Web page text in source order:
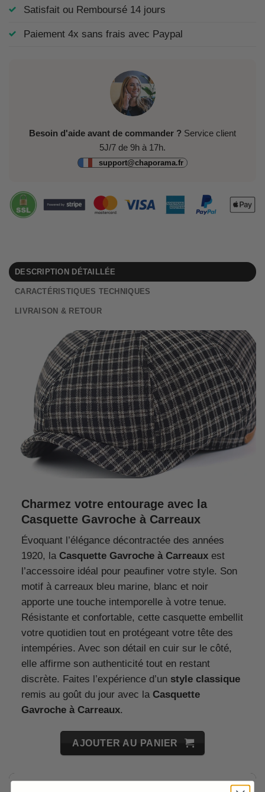
Satisfait ou Remboursé 14 jours
Paiement 4x sans frais avec Paypal
Besoin d'aide avant de commander ? Service client
5J/7 de 9h à 17h.
support@chaporama.fr
DESCRIPTION DÉTAILLÉE
CARACTÉRISTIQUES TECHNIQUES
LIVRAISON & RETOUR
Charmez votre entourage avec la
Casquette Gavroche à Carreaux
Évoquant l’élégance décontractée des années
1920, la Casquette Gavroche à Carreauxest
l’accessoire idéal pour peaufiner votre style. Son
motif à carreaux bleu marine, blanc et noir
apporte une touche intemporelle à votre tenue.
Résistante et confortable, cette casquette embellit
votre quotidien tout en protégeant votre tête des
intempéries. Avec son détail en cuir sur le côté,
elle affirme son authenticité tout en restant
discrète. Faites l’expérience d’un style classique
remis au goût du jour avec la Casquette
Gavroche à Carreaux.
AJOUTER AU PANIER